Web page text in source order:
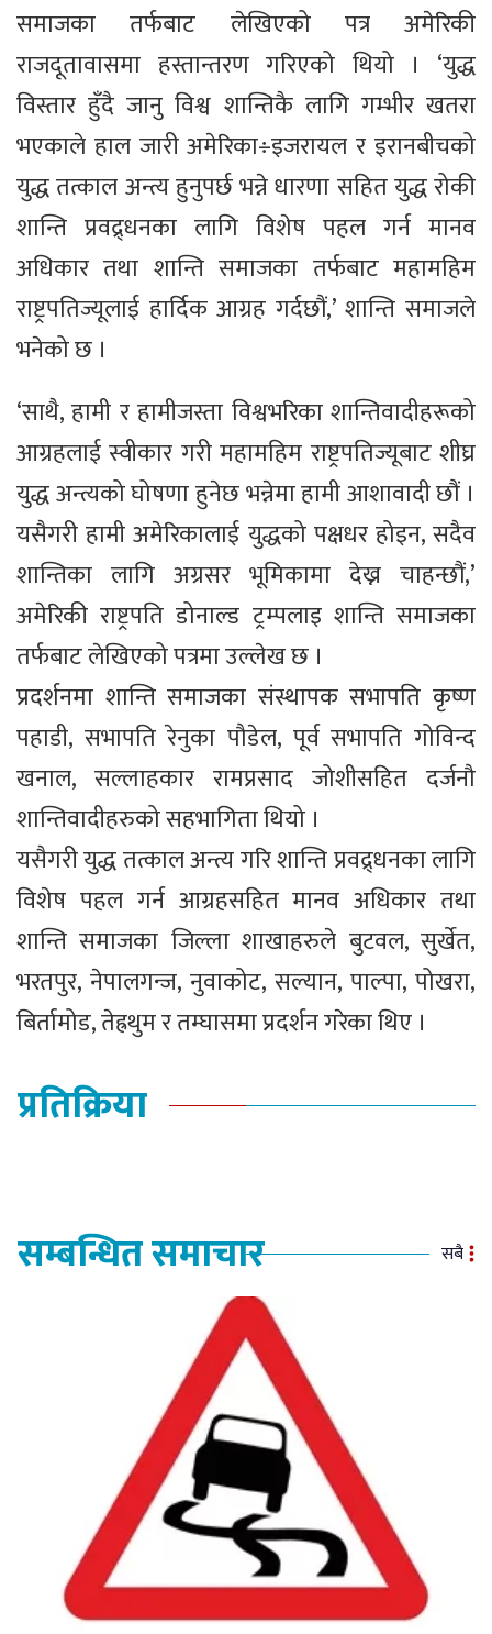
समाजका तर्फबाट लेखिएको पत्र अमेरिकी
राजदूतावासमा हस्तान्तरण गरिएको थियो । ‘युद्ध
विस्तार हुँदै जानु विश्व शान्तिकै लागि गम्भीर खतरा
भएकाले हाल जारी अमेरिका÷इजरायल र इरानबीचको
युद्ध तत्काल अन्त्य हुनुपर्छ भन्ने धारणा सहित युद्ध रोकी
शान्ति प्रवद्र्धनका लागि विशेष पहल गर्न मानव
अधिकार तथा शान्ति समाजका तर्फबाट महामहिम
राष्ट्रपतिज्यूलाई हार्दिक आग्रह गर्दछौं,’ शान्ति समाजले
भनेको छ ।
‘साथै, हामी र हामीजस्ता विश्वभरिका शान्तिवादीहरूको
आग्रहलाई स्वीकार गरी महामहिम राष्ट्रपतिज्यूबाट शीघ्र
युद्ध अन्त्यको घोषणा हुनेछ भन्नेमा हामी आशावादी छौं ।
यसैगरी हामी अमेरिकालाई युद्धको पक्षधर होइन, सदैव
शान्तिका लागि अग्रसर भूमिकामा देख्न चाहन्छौं,’
अमेरिकी राष्ट्रपति डोनाल्ड ट्रम्पलाइ शान्ति समाजका
तर्फबाट लेखिएको पत्रमा उल्लेख छ ।
प्रदर्शनमा शान्ति समाजका संस्थापक सभापति कृष्ण
पहाडी, सभापति रेनुका पौडेल, पूर्व सभापति गोविन्द
खनाल, सल्लाहकार रामप्रसाद जोशीसहित दर्जनौ
शान्तिवादीहरुको सहभागिता थियो ।
यसैगरी युद्ध तत्काल अन्त्य गरि शान्ति प्रवद्र्धनका लागि
विशेष पहल गर्न आग्रहसहित मानव अधिकार तथा
शान्ति समाजका जिल्ला शाखाहरुले बुटवल, सुर्खेत,
भरतपुर, नेपालगन्ज, नुवाकोट, सल्यान, पाल्पा, पोखरा,
बिर्तामोड, तेह्रथुम र तम्घासमा प्रदर्शन गरेका थिए ।
प्रतिक्रिया
सम्बन्धित समाचार सबै